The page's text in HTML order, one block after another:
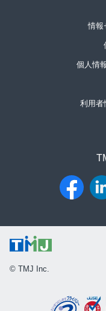
情報
個人情
利用者
© TMJ Inc.